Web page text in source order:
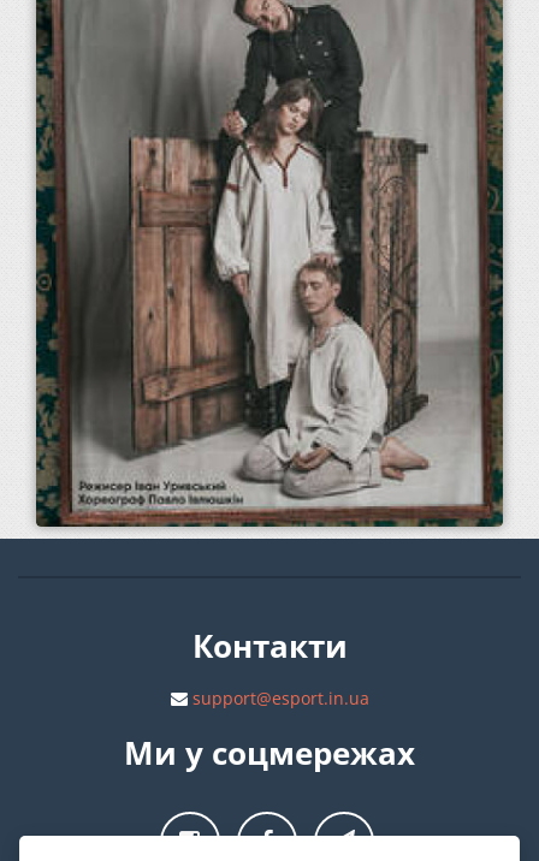
Контакти
support@esport.in.ua
Ми у соцмережах